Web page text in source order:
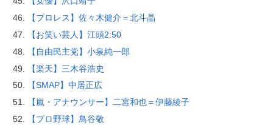
【プロレス】佐々木健介＝北斗晶
【お笑い芸人】江頭2:50
【自由民主党】小泉純一郎
【楽天】三木谷浩史
【SMAP】中居正広
【嵐・アナウンサー】二宮和也＝伊藤綾子
【プロ野球】鳥谷敬